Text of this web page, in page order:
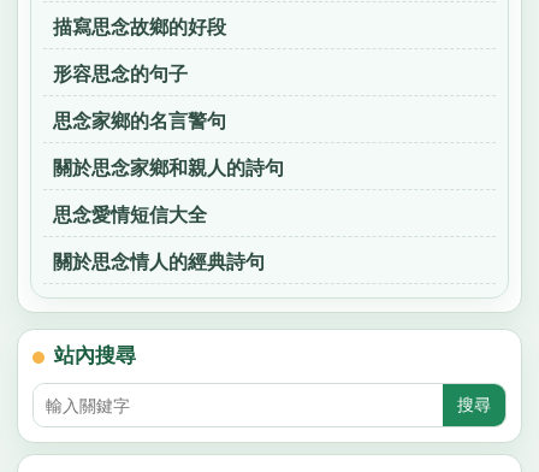
描寫思念故鄉的好段
形容思念的句子
思念家鄉的名言警句
關於思念家鄉和親人的詩句
思念愛情短信大全
關於思念情人的經典詩句
站內搜尋